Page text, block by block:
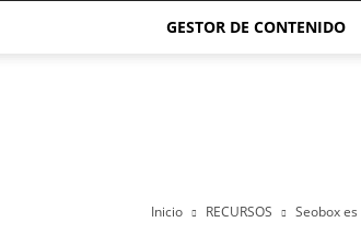
GESTOR DE CONTENIDO
Webs
Inicio RECURSOS Seobox